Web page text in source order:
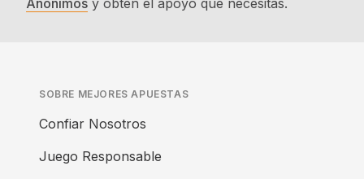
Anónimos y obtén el apoyo que necesitas.
SOBRE MEJORES APUESTAS
Confiar Nosotros
Juego Responsable